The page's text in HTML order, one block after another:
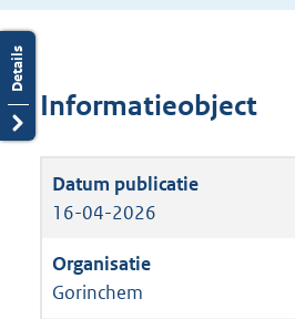
Informatieobject
16-04-2026
Gorinchem